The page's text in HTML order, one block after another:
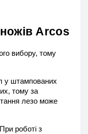
Arcos
вибору, тому
у штампованих
тому за
лезо може
При роботі з